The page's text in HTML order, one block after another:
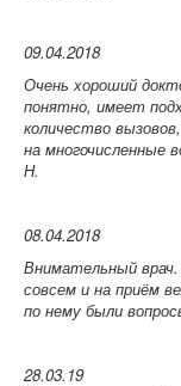
09.04.2018
Очень хороший
понятно, имеет
количество
на многочисленные
Н.
08.04.2018
Внимательный
совсем и на приём
по нему были
28.03.19